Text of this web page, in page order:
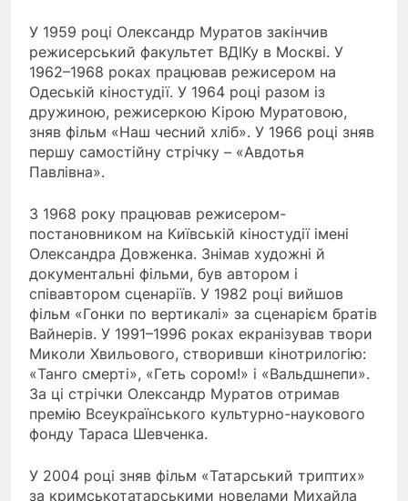
У 1959 році Олександр Муратов закінчив
режисерський факультет ВДІКу в Москві. У
1962–1968 роках працював режисером на
Одеській кіностудії. У 1964 році разом із
дружиною, режисеркою Кірою Муратовою,
зняв фільм «Наш чесний хліб». У 1966 році зняв
першу самостійну стрічку – «Авдотья
Павлівна».
З 1968 року працював режисером-
постановником на Київській кіностудії імені
Олександра Довженка. Знімав художні й
документальні фільми, був автором і
співавтором сценаріїв. У 1982 році вийшов
фільм «Гонки по вертикалі» за сценарієм братів
Вайнерів. У 1991–1996 роках екранізував твори
Миколи Хвильового, створивши кінотрилогію:
«Танго смерті», «Геть сором!» і «Вальдшнепи».
За ці стрічки Олександр Муратов отримав
премію Всеукраїнського культурно-наукового
фонду Тараса Шевченка.
У 2004 році зняв фільм «Татарський триптих»
за кримськотатарськими новелами Михайла